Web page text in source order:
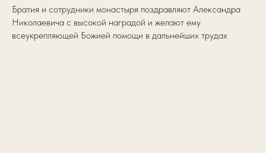
Братия и сотрудники монастыря поздравляют Александра
Николаевича с высокой наградой и желают ему
всеукрепляющей Божией помощи в дальнейших трудах